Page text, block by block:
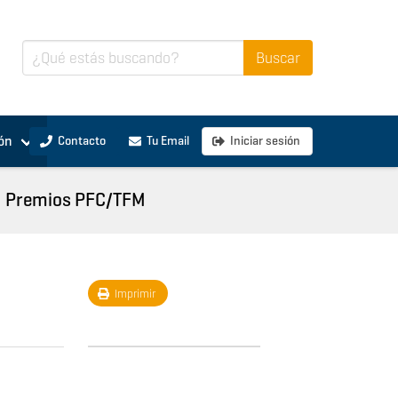
Contacto Tu Email Iniciar sesión
Premios PFC/TFM
Imprimir